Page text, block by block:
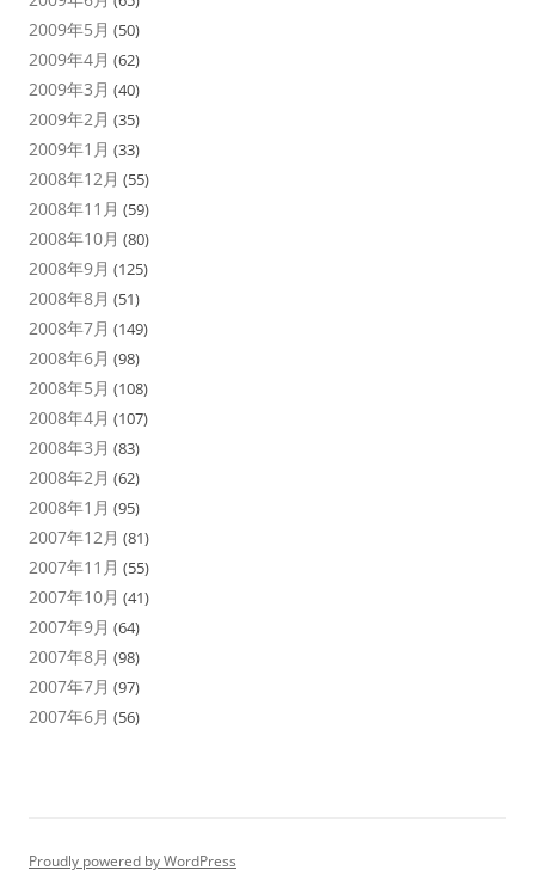
2009年5月 (50)
2009年4月 (62)
2009年3月 (40)
2009年2月 (35)
2009年1月 (33)
2008年12月 (55)
2008年11月 (59)
2008年10月 (80)
2008年9月 (125)
2008年8月 (51)
2008年7月 (149)
2008年6月 (98)
2008年5月 (108)
2008年4月 (107)
2008年3月 (83)
2008年2月 (62)
2008年1月 (95)
2007年12月 (81)
2007年11月 (55)
2007年10月 (41)
2007年9月 (64)
2007年8月 (98)
2007年7月 (97)
2007年6月 (56)
Proudly powered by WordPress